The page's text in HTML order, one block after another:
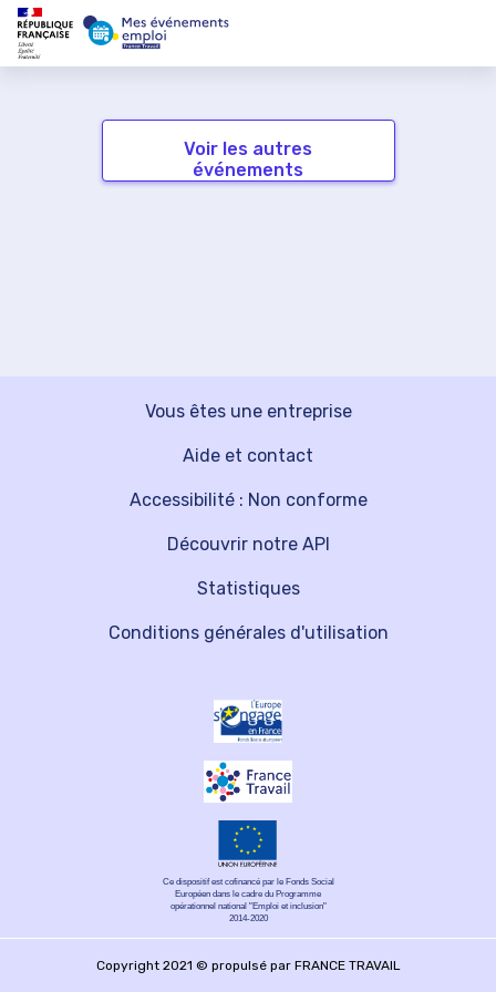
Voir les autres
événements
Vous êtes une entreprise
Découvrir notre API
Aide et contact
Statistiques
Accessibilité : Non conforme
Conditions générales d'utilisation
Ce dispositif est cofinancé par le Fonds Social
Européen dans le cadre du Programme
opérationnel national "Emploi et inclusion"
2014-2020
Copyright 2021 © propulsé par FRANCE TRAVAIL